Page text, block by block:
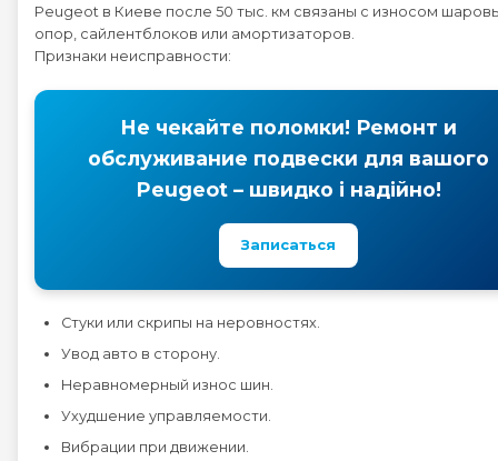
Peugeot 407
Peugeot 5008
Peugeot 508
Peugeot 607
Peugeot 807
Peugeot BOXER
Peugeot EXPERT
Peugeot в Киеве после 50 тыс. км связаны с износом
опор, сайлентблоков или амортизаторов.
Признаки неисправности:
Не чекайте поломки! Ремонт и
обслуживание подвески для вашого
Peugeot – швидко і надійно!
Записаться
Стуки или скрипы на неровностях.
Увод авто в сторону.
Неравномерный износ шин.
Ухудшение управляемости.
Вибрации при движении.